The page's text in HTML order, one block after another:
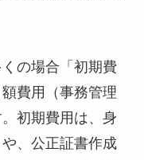
の場合「初期費
費用（事務管理
初期費用は、身
、公正証書作成